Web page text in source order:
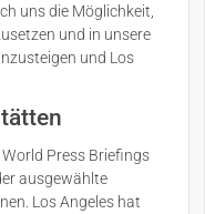
uns die Möglichkeit,
und in unsere
und Los
Press Briefings
ausgewählte
Los Angeles hat